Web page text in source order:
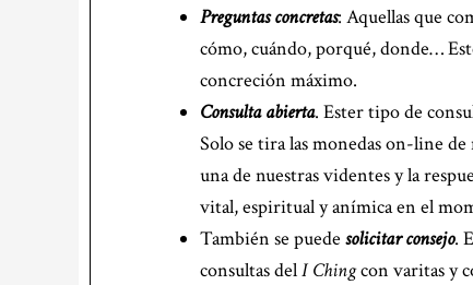
Preguntas concretas: Aquellas que
cómo, cuándo, porqué, donde…
concreción máximo.
Consulta abierta. Ester tipo de
Solo se tira las monedas on-line
una de nuestras videntes y la
vital, espiritual y anímica en el
También se puede solicitar consejo.
consultas delI Chingcon varitas y